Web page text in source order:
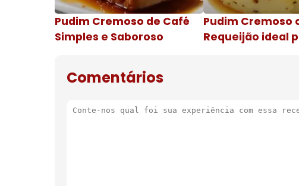
Pudim Cremoso de Café
Simples e Saboroso
Pudim Cremoso
Requeijão ideal
Comentários